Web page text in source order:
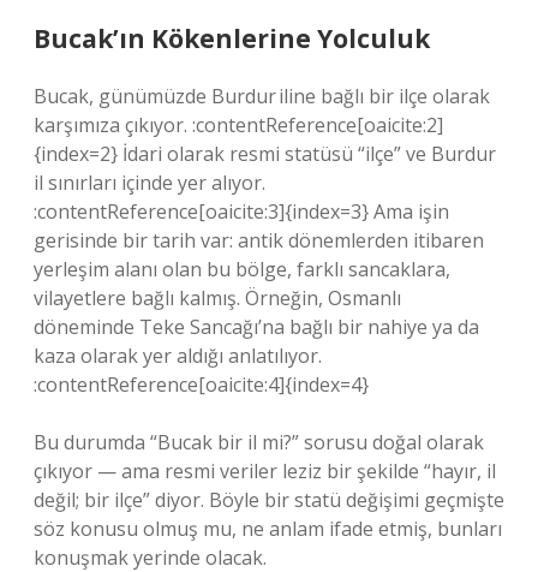
Bucak’ın Kökenlerine Yolculuk
Bucak, günümüzde Burdur iline bağlı bir ilçe olarak
karşımıza çıkıyor. :contentReference[oaicite:2]
{index=2} İdari olarak resmi statüsü “ilçe” ve Burdur
il sınırları içinde yer alıyor.
:contentReference[oaicite:3]{index=3} Ama işin
gerisinde bir tarih var: antik dönemlerden itibaren
yerleşim alanı olan bu bölge, farklı sancaklara,
vilayetlere bağlı kalmış. Örneğin, Osmanlı
döneminde Teke Sancağı’na bağlı bir nahiye ya da
kaza olarak yer aldığı anlatılıyor.
:contentReference[oaicite:4]{index=4}
Bu durumda “Bucak bir il mi?” sorusu doğal olarak
çıkıyor — ama resmi veriler leziz bir şekilde “hayır, il
değil; bir ilçe” diyor. Böyle bir statü değişimi geçmişte
söz konusu olmuş mu, ne anlam ifade etmiş, bunları
konuşmak yerinde olacak.